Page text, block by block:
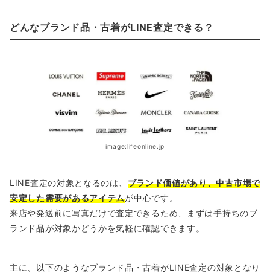
どんなブランド品・古着がLINE査定できる？
image:lifeonline.jp
LINE査定の対象となるのは、 ブランド価値があり、中古市場で
安定した需要があるアイテムが中心です。
来店や発送前に写真だけで査定できるため、まずは手持ちのブ
ランド品が対象かどうかを気軽に確認できます。
主に、以下のようなブランド品・古着がLINE査定の対象となり